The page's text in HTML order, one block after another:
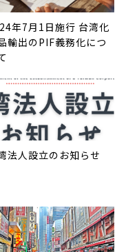
年7月1日施行 台湾化
輸出のPIF義務化につ
法人設立のお知らせ